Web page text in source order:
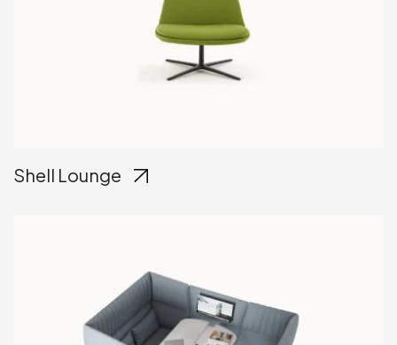
Shell Lounge